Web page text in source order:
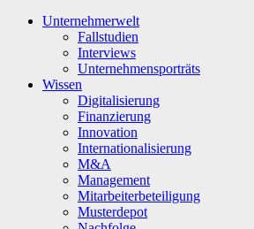
Unternehmerwelt
Fallstudien
Interviews
Unternehmensporträts
Wissen
Digitalisierung
Finanzierung
Innovation
Internationalisierung
M&A
Management
Mitarbeiterbeteiligung
Musterdepot